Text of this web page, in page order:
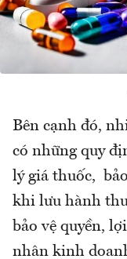
Bên cạnh đó,
có những quy
lý giá thuốc,
khi lưu hành
bảo vệ quyền,
nhân kinh